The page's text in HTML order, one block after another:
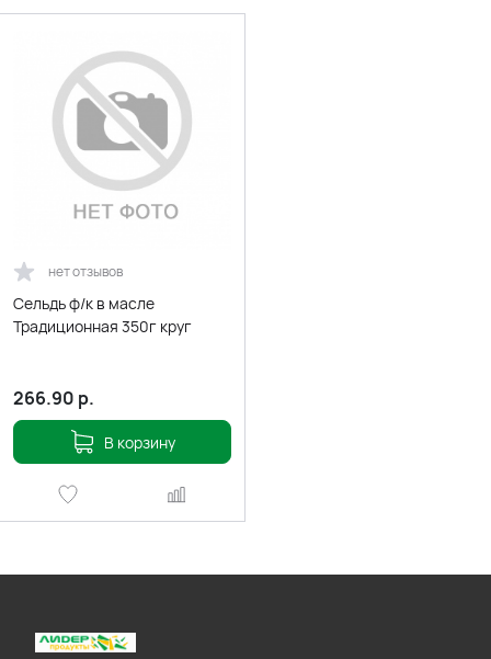
нет отзывов
Сельдь ф/к в масле
Традиционная 350г круг
266.90 р.
В корзину